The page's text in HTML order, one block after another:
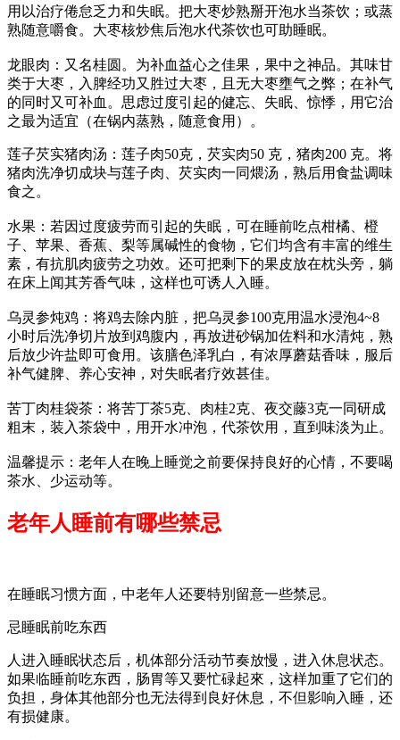
用以治疗倦怠乏力和失眠。把大枣炒熟掰开泡水当茶饮；或蒸
熟随意嚼食。大枣核炒焦后泡水代茶饮也可助睡眠。
龙眼肉：又名桂圆。为补血益心之佳果，果中之神品。其味甘
类于大枣，入脾经功又胜过大枣，且无大枣壅气之弊；在补气
的同时又可补血。思虑过度引起的健忘、失眠、惊悸，用它治
之最为适宜（在锅内蒸熟，随意食用）。
莲子芡实猪肉汤：莲子肉50克，芡实肉50 克，猪肉200 克。将
猪肉洗净切成块与莲子肉、芡实肉一同煨汤，熟后用食盐调味
食之。
水果：若因过度疲劳而引起的失眠，可在睡前吃点柑橘、橙
子、苹果、香蕉、梨等属碱性的食物，它们均含有丰富的维生
素，有抗肌肉疲劳之功效。还可把剩下的果皮放在枕头旁，躺
在床上闻其芳香气味，这样也可诱人入睡。
乌灵参炖鸡：将鸡去除内脏，把乌灵参100克用温水浸泡4~8
小时后洗净切片放到鸡腹内，再放进砂锅加佐料和水清炖，熟
后放少许盐即可食用。该膳色泽乳白，有浓厚蘑菇香味，服后
补气健脾、养心安神，对失眠者疗效甚佳。
苦丁肉桂袋茶：将苦丁茶5克、肉桂2克、夜交藤3克一同研成
粗末，装入茶袋中，用开水冲泡，代茶饮用，直到味淡为止。
温馨提示：老年人在晚上睡觉之前要保持良好的心情，不要喝
茶水、少运动等。
老年人睡前有哪些禁忌
在睡眠习惯方面，中老年人还要特別留意一些禁忌。
忌睡眠前吃东西
人进入睡眠状态后，机体部分活动节奏放慢，进入休息状态。
如果临睡前吃东西，肠胃等又要忙碌起來，这样加重了它们的
负担，身体其他部分也无法得到良好休息，不但影响入睡，还
有损健康。